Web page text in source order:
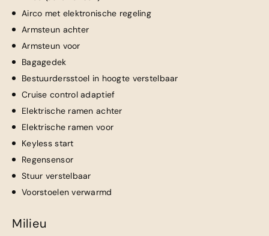
Airco met elektronische regeling
Armsteun achter
Armsteun voor
Bagagedek
Bestuurdersstoel in hoogte verstelbaar
Cruise control adaptief
Elektrische ramen achter
Elektrische ramen voor
Keyless start
Regensensor
Stuur verstelbaar
Voorstoelen verwarmd
Milieu